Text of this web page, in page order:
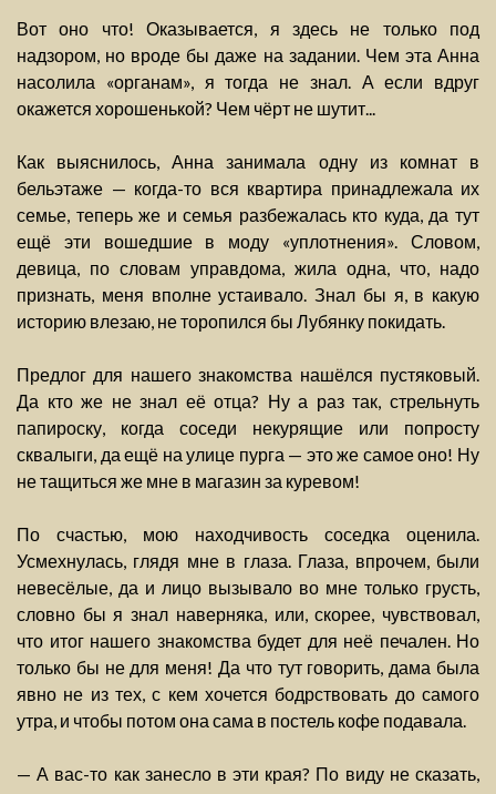
Вот оно что! Оказывается, я здесь не только под
надзором, но вроде бы даже на задании. Чем эта Анна
насолила «органам», я тогда не знал. А если вдруг
окажется хорошенькой? Чем чёрт не шутит...
Как выяснилось, Анна занимала одну из комнат в
бельэтаже — когда-то вся квартира принадлежала их
семье, теперь же и семья разбежалась кто куда, да тут
ещё эти вошедшие в моду «уплотнения». Словом,
девица, по словам управдома, жила одна, что, надо
признать, меня вполне устаивало. Знал бы я, в какую
историю влезаю, не торопился бы Лубянку покидать.
Предлог для нашего знакомства нашёлся пустяковый.
Да кто же не знал её отца? Ну а раз так, стрельнуть
папироску, когда соседи некурящие или попросту
сквалыги, да ещё на улице пурга — это же самое оно! Ну
не тащиться же мне в магазин за куревом!
По счастью, мою находчивость соседка оценила.
Усмехнулась, глядя мне в глаза. Глаза, впрочем, были
невесёлые, да и лицо вызывало во мне только грусть,
словно бы я знал наверняка, или, скорее, чувствовал,
что итог нашего знакомства будет для неё печален. Но
только бы не для меня! Да что тут говорить, дама была
явно не из тех, с кем хочется бодрствовать до самого
утра, и чтобы потом она сама в постель кофе подавала.
— А вас-то как занесло в эти края? По виду не сказать,